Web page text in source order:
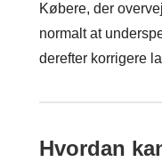
Købere, der
normalt at
derefter korrigere
Hvordan